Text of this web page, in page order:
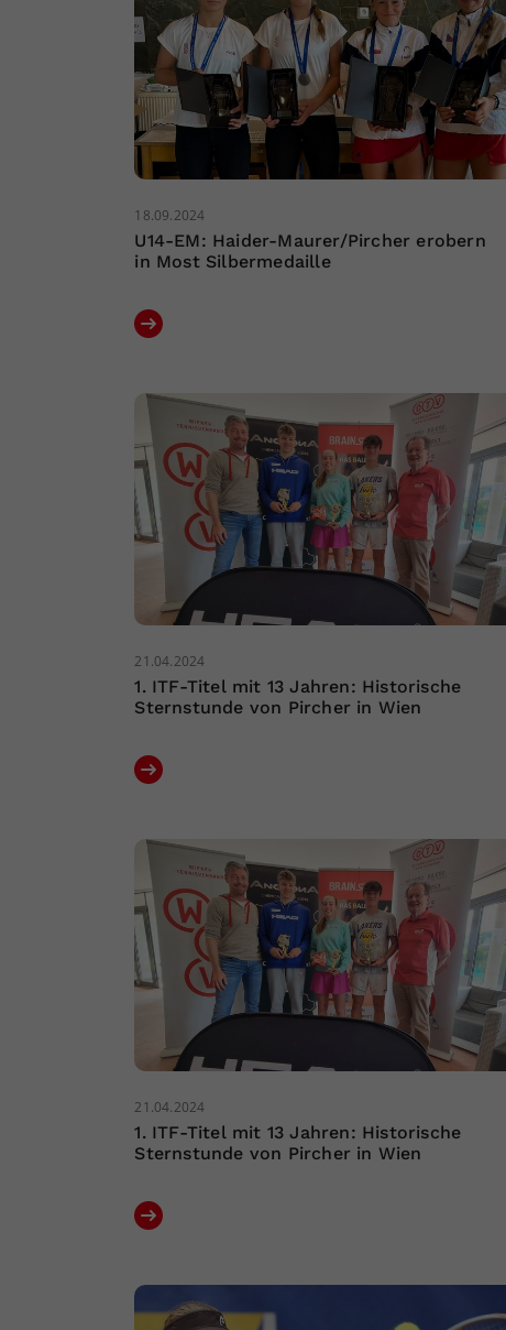
18.09.2024
U14-EM: Haider-Maurer/Pircher erobern
in Most Silbermedaille
21.04.2024
1. ITF-Titel mit 13 Jahren: Historische
Sternstunde von Pircher in Wien
21.04.2024
1. ITF-Titel mit 13 Jahren: Historische
Sternstunde von Pircher in Wien